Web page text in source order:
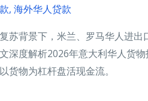
, 海外华人贷款
苏背景下，米兰、罗马华人进
深度解析2026年意大利华人货
货物为杠杆盘活现金流。